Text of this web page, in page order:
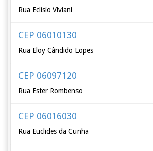
Rua Eclísio Viviani
CEP 06010130
Rua Eloy Cândido Lopes
CEP 06097120
Rua Ester Rombenso
CEP 06016030
Rua Euclides da Cunha